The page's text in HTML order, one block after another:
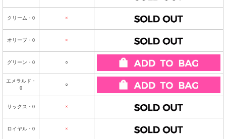
クリーム・0 ×
オリーブ・0 ×
グリーン・0 ○
エメラルド・
0
○
サックス・0 ×
ロイヤル・0 ×